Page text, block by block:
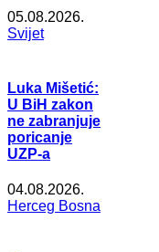
05.08.2026.
Svijet
Luka Mišetić:
U BiH zakon
ne zabranjuje
poricanje
UZP-a
04.08.2026.
Herceg Bosna